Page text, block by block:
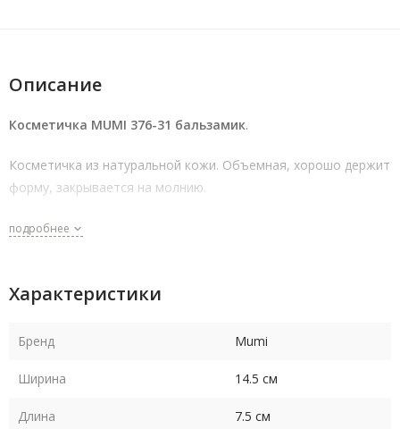
Описание
Косметичка MUMI 376-31 бальзамик.
Косметичка из натуральной кожи. Объемная, хорошо держит
форму, закрывается на молнию.
подробнее
Характеристики
Бренд Mumi
Ширина 14.5 см
Длина 7.5 см